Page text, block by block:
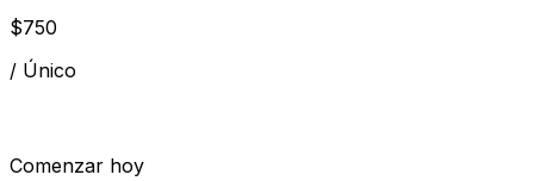
$750
/ Único
Comenzar hoy